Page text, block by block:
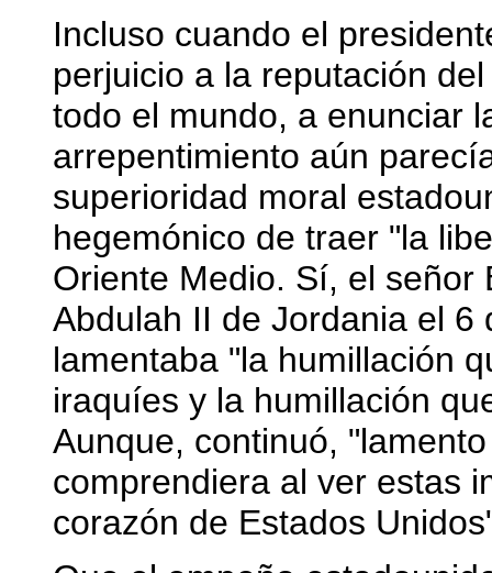
Incluso cuando el
perjuicio a la reputación
todo el mundo, a enunciar
arrepentimiento aún
superioridad moral
hegemónico de traer "la
Oriente Medio. Sí, el señor
Abdulah II de Jordania el 6
lamentaba "la humillación
iraquíes y la humillación
Aunque, continuó,
comprendiera al ver estas
corazón de Estados